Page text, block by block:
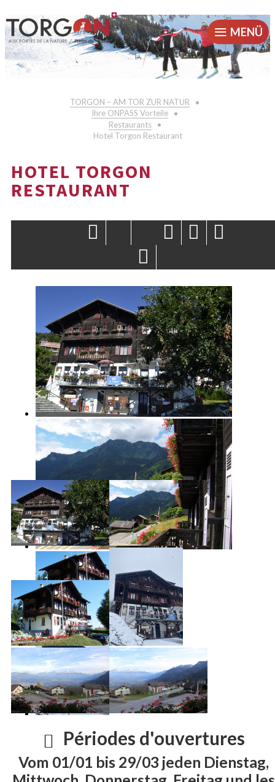
MENÜ
TORGON – AM TOR ZUR NATUR
Ihre ONPASS Vorteile
Restaurants
Hotel Torgon Restaurant
HOTEL TORGON
RESTAURANT
Périodes d'ouvertures
Vom 01/01 bis 29/03 jeden Dienstag,